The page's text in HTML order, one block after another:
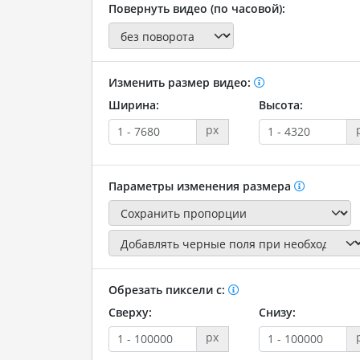
Повернуть видео (по часовой):
Изменить размер видео:
Ширина:
px
Высота:
Параметры изменения размера
Обрезать пиксели с:
Сверху:
px
Снизу: